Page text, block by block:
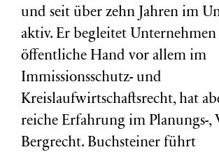
und seit über zehn Jahren im
aktiv. Er begleitet
öffentliche Hand vor allem im
Immissionsschutz- und
Kreislaufwirtschaftsrecht, hat
reiche Erfahrung im Planungs-,
Bergrecht. Buchsteiner führt